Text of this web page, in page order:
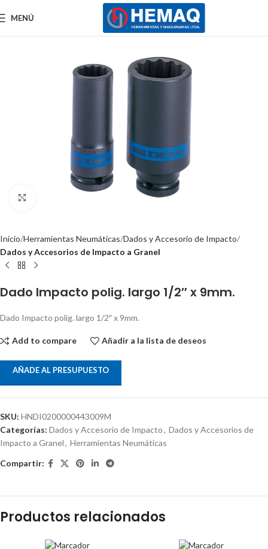
MENÚ
Inicio Herramientas Neumáticas Dados y Accesorio de Impacto
Dados y Accesorios de Impacto a Granel
Dado Impacto polig. largo 1/2″ x 9mm.
Dado Impacto polig. largo 1/2″ x 9mm.
Add to compare Añadir a la lista de deseos
AÑADE AL PRESUPUESTO
SKU: HNDI0200000443009M
Categorías: Dados y Accesorio de Impacto, Dados y Accesorios de
Impacto a Granel, Herramientas Neumáticas
Compartir:
Productos relacionados